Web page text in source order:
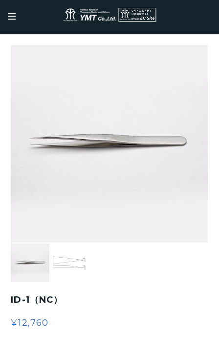
ID-1（NC）
¥12,760